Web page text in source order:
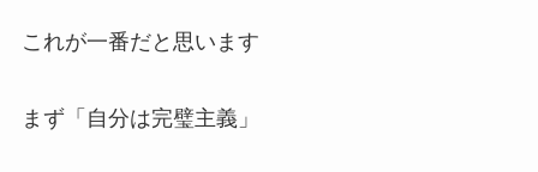
これが一番だと思います
まず「自分は完璧主義」